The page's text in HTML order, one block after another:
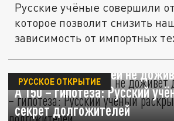
Русские учёные совершили
которое позволит снизить
зависимость от импортных
Большинство людей не
А 150 – гипотеза: Русский
секрет долгожителей
РУССКОЕ ОТКРЫТИЕ